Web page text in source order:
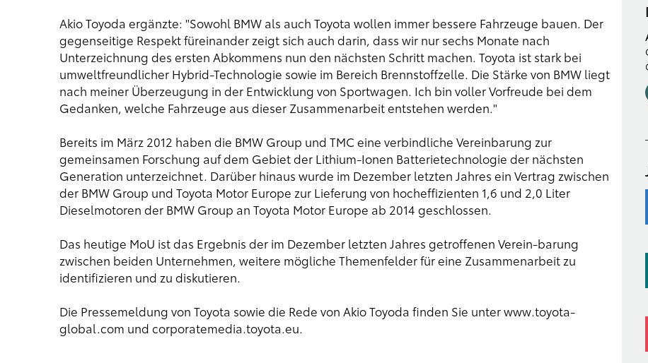
Akio Toyoda ergänzte: "Sowohl BMW als auch Toyota wollen immer bessere Fahrzeuge bauen. Der
gegenseitige Respekt füreinander zeigt sich auch darin, dass wir nur sechs Monate nach
Unterzeichnung des ersten Abkommens nun den nächsten Schritt machen. Toyota ist stark bei
umweltfreundlicher Hybrid-Technologie sowie im Bereich Brennstoffzelle. Die Stärke von BMW liegt
nach meiner Überzeugung in der Entwicklung von Sportwagen. Ich bin voller Vorfreude bei dem
Gedanken, welche Fahrzeuge aus dieser Zusammenarbeit entstehen werden."
Bereits im März 2012 haben die BMW Group und TMC eine verbindliche Vereinbarung zur
gemeinsamen Forschung auf dem Gebiet der Lithium-Ionen Batterietechnologie der nächsten
Generation unterzeichnet. Darüber hinaus wurde im Dezember letzten Jahres ein Vertrag zwischen
der BMW Group und Toyota Motor Europe zur Lieferung von hocheffizienten 1,6 und 2,0 Liter
Dieselmotoren der BMW Group an Toyota Motor Europe ab 2014 geschlossen.
Das heutige MoU ist das Ergebnis der im Dezember letzten Jahres getroffenen Verein-barung
zwischen beiden Unternehmen, weitere mögliche Themenfelder für eine Zusammenarbeit zu
identifizieren und zu diskutieren.
Die Pressemeldung von Toyota sowie die Rede von Akio Toyoda finden Sie unterwww.toyota-
global.com und corporatemedia.toyota.eu